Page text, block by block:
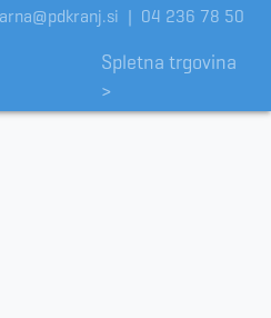
| 04 236 78 50
Spletna trgovina
>